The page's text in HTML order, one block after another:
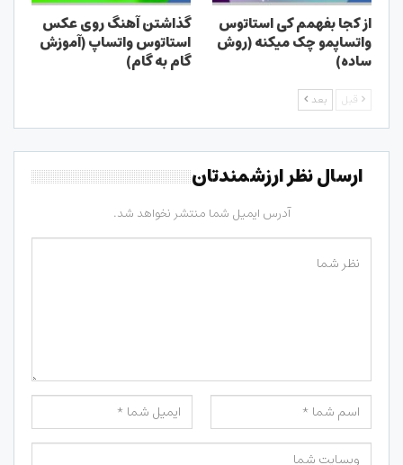
از کجا بفهمم کی استاتوس
واتساپمو چک میکنه (روش
ساده)
گذاشتن آهنگ روی عکس
استاتوس واتساپ (آموزش
گام به گام)
قبل بعد
ارسال نظر ارزشمندتان
آدرس ایمیل شما منتشر نخواهد شد.